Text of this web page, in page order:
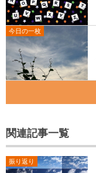
今日の一枚
関連記事一覧
振り返り